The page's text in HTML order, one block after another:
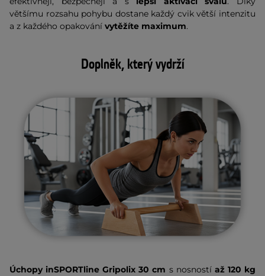
většímu rozsahu pohybu dostane každý cvik větší intenzitu
a z každého opakování vytěžíte maximum.
Doplněk, který vydrží
Úchopy inSPORTline Gripolix 30 cm s nosností až 120 kg